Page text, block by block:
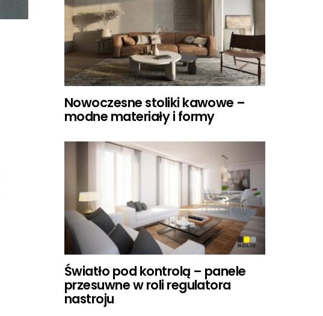
Nowoczesne stoliki kawowe –
modne materiały i formy
Światło pod kontrolą – panele
przesuwne w roli regulatora
nastroju